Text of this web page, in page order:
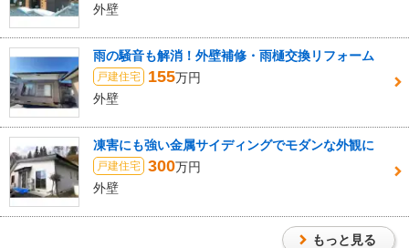
外壁
雨の騒音も解消！外壁補修・雨樋交換リフォーム
戸建住宅 155万円
外壁
凍害にも強い金属サイディングでモダンな外観に
戸建住宅 300万円
外壁
もっと見る